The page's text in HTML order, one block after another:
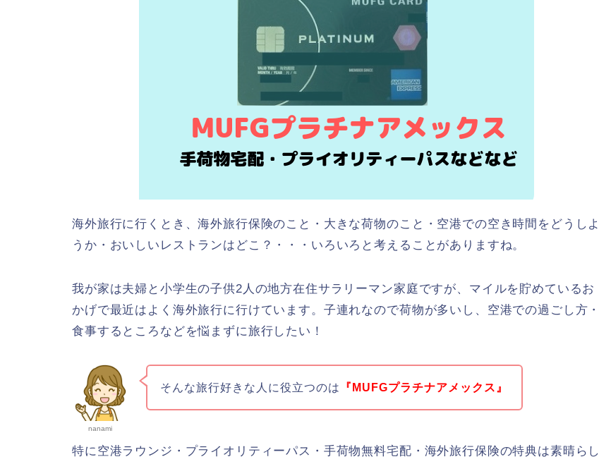
海外旅行に行くとき、海外旅行保険のこと・大きな荷物のこと・空港での空き時間をどうしよ
うか・おいしいレストランはどこ？・・・いろいろと考えることがありますね。
我が家は夫婦と小学生の子供2人の地方在住サラリーマン家庭ですが、マイルを貯めているお
かげで最近はよく海外旅行に行けています。子連れなので荷物が多いし、空港での過ごし方・
食事するところなどを悩まずに旅行したい！
nanami
そんな旅行好きな人に役立つのは 『MUFGプラチナアメックス』
特に空港ラウンジ・プライオリティーパス・手荷物無料宅配・海外旅行保険の特典は素晴らし